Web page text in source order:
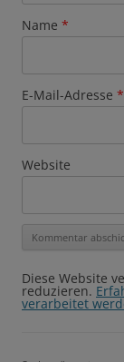
Name *
E-Mail-Adresse *
Website
Diese Website
reduzieren.
verarbeitet